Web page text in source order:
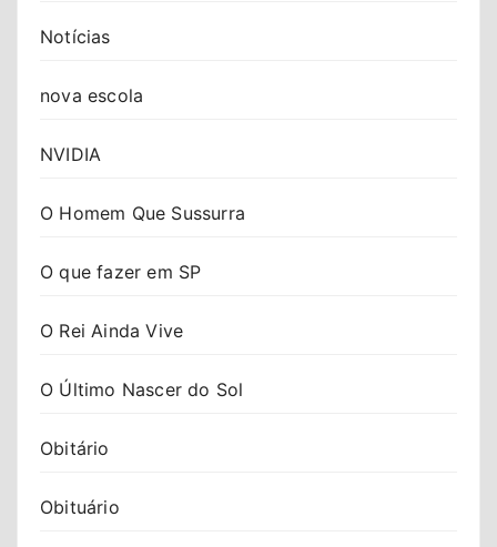
Notícias
nova escola
NVIDIA
O Homem Que Sussurra
O que fazer em SP
O Rei Ainda Vive
O Último Nascer do Sol
Obitário
Obituário